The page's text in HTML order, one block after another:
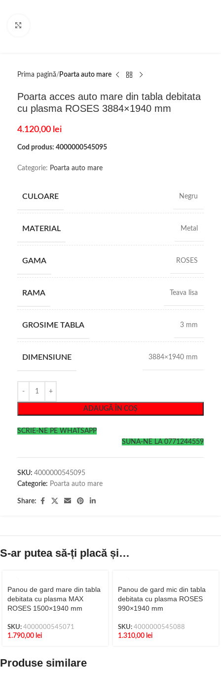
Prima pagină Poarta auto mare
Poarta acces auto mare din tabla debitata
cu plasma ROSES 3884×1940 mm
4.120,00 lei
Cod produs: 4000000545095
Categorie: Poarta auto mare
CULOARE Negru
MATERIAL Metal
GAMA ROSES
RAMA Teava lisa
GROSIME TABLA 3 mm
DIMENSIUNE 3884×1940 mm
ADAUGĂ ÎN COȘ
SCRIE-NE PE WHATSAPP
SUNA-NE LA 0771244559
SKU: 4000000545095
Categorie: Poarta auto mare
Share:
S-ar putea să-ți placă și…
Panou de gard mare din tabla
debitata cu plasma MAX
ROSES 1500×1940 mm
SKU: 4000000545071
1.790,00 lei
Panou de gard mic din tabla
debitata cu plasma ROSES
990×1940 mm
SKU: 4000000545088
1.310,00 lei
Produse similare